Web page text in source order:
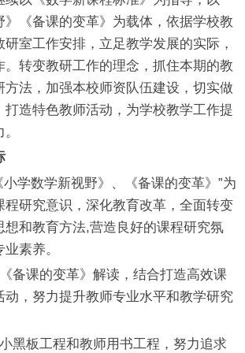
》《备课的变革》为载体，依据学校教
室工作安排，立足教学发展的实际，
。转变教研工作的理念，抓住本期的教
方法，加强本校师资队伍建设，切实做
打造特色教师活动，为学校教学工作提
学数学新视野》、《备课的变革》”为
程研究意识，深化教育改革，全面转变
想和教育方法,营造良好的课程研究氛
素养。
课的变革》解读，结合打造高效课
动，努力提升教师专业水平和教学研究
板工程和教师用书工程，努力追求